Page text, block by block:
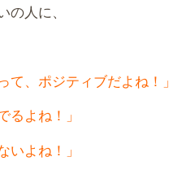
人に、
て、ポジティブだよね！」
るよね！」
いよね！」